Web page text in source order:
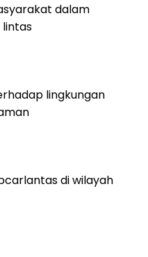
dalam
lingkungan
di wilayah